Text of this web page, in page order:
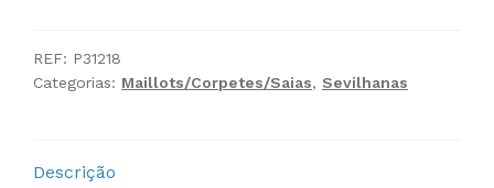
Manga
Folhos
REF: P31218
Categorias: Maillots/Corpetes/Saias, Sevilhanas
Descrição